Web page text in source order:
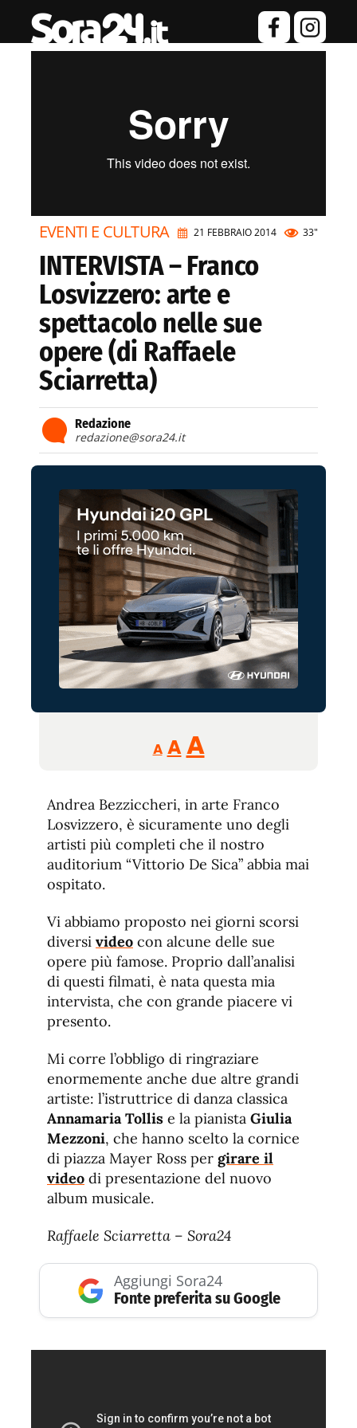
21 FEBBRAIO 2014 33"
EVENTI E CULTURA
INTERVISTA – Franco
Losvizzero: arte e
spettacolo nelle sue
opere (di Raffaele
Sciarretta)
Redazione
redazione@sora24.it
A
Reducir
tamaño
A Restablecer
tamaño
de
fuente
AAumentar
de
fuente.
Andrea Bezziccheri, in arte Franco
Losvizzero, è sicuramente uno degli
artisti più completi che il nostro
auditorium “Vittorio De Sica” abbia mai
ospitato.
Vi abbiamo proposto nei giorni scorsi
diversi video con alcune delle sue
opere più famose. Proprio dall’analisi
di questi filmati, è nata questa mia
intervista, che con grande piacere vi
presento.
Mi corre l’obbligo di ringraziare
enormemente anche due altre grandi
artiste: l’istruttrice di danza classica
Annamaria Tollis e la pianista Giulia
Mezzoni, che hanno scelto la cornice
di piazza Mayer Ross per girare il
video di presentazione del nuovo
album musicale.
Raffaele Sciarretta – Sora24
Aggiungi Sora24
Fonte preferita su Google